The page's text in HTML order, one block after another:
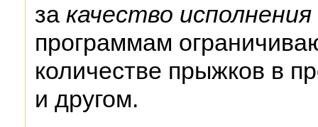
за качество исполнения
программам
количестве прыжков в
и другом.